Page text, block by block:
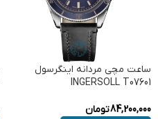
ساعت مچی مردانه اینگرسول
INGERSOLL T07601
84,200,000تومان